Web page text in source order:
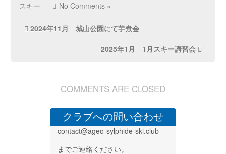
スキー
No Comments »
投2024年11月 城山公園にて芋煮会
2025年1月 1月スキー講習会
COMMENTS ARE CLOSED
クラブへの問い合わせ
contact@ageo-sylphide-ski.club
までご連絡ください。